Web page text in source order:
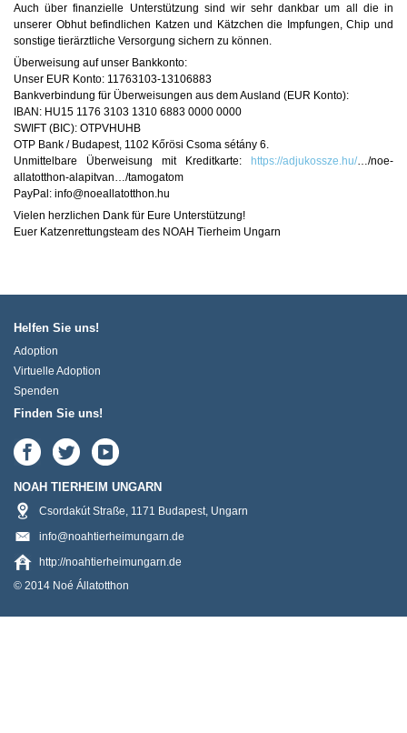
Auch über finanzielle Unterstützung sind wir sehr dankbar um all die in
unserer Obhut befindlichen Katzen und Kätzchen die Impfungen, Chip und
sonstige tierärztliche Versorgung sichern zu können.
Überweisung auf unser Bankkonto:
Unser EUR Konto: 11763103-13106883
Bankverbindung für Überweisungen aus dem Ausland (EUR Konto):
IBAN: HU15 1176 3103 1310 6883 0000 0000
SWIFT (BIC): OTPVHUHB
OTP Bank / Budapest, 1102 Kőrösi Csoma sétány 6.
Unmittelbare Überweisung mit Kreditkarte:
https://adjukossze.hu/…/noe-
allatotthon-alapitvan…/tamogatom
PayPal: info@noeallatotthon.hu
Vielen herzlichen Dank für Eure Unterstützung!
Euer Katzenrettungsteam des NOAH Tierheim Ungarn
Helfen Sie uns!
Adoption
Virtuelle Adoption
Spenden
Finden Sie uns!
NOAH TIERHEIM UNGARN
Csordakút Straße, 1171 Budapest, Ungarn
info@noahtierheimungarn.de
http://noahtierheimungarn.de
© 2014 Noé Állatotthon